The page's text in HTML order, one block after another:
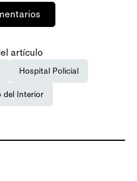
artículo
Hospital Policial
del Interior